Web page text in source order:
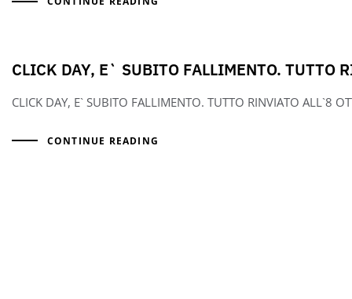
CLICK DAY, E` SUBITO FALLIMENTO. TUTTO
CLICK DAY, E` SUBITO FALLIMENTO. TUTTO RINVIATO ALL`8
CONTINUE READING